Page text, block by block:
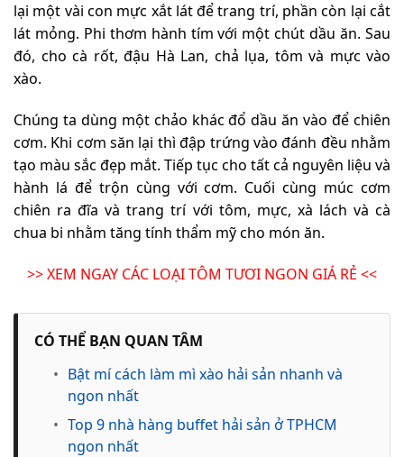
lại một vài con mực xắt lát để trang trí, phần còn lại cắt
lát mỏng. Phi thơm hành tím với một chút dầu ăn. Sau
đó, cho cà rốt, đậu Hà Lan, chả lụa, tôm và mực vào
xào.
Chúng ta dùng một chảo khác đổ dầu ăn vào để chiên
cơm. Khi cơm săn lại thì đập trứng vào đánh đều nhằm
tạo màu sắc đẹp mắt. Tiếp tục cho tất cả nguyên liệu và
hành lá để trộn cùng với cơm. Cuối cùng múc cơm
chiên ra đĩa và trang trí với tôm, mực, xà lách và cà
chua bi nhằm tăng tính thẩm mỹ cho món ăn.
>> XEM NGAY CÁC LOẠI TÔM TƯƠI NGON GIÁ RẺ <<
CÓ THỂ BẠN QUAN TÂM
• Bật mí cách làm mì xào hải sản nhanh và
ngon nhất
• Top 9 nhà hàng buffet hải sản ở TPHCM
ngon nhất